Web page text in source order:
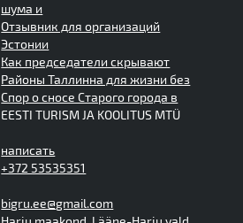
шума и
Отзывник для организаций
Эстонии
Как председатели скрывают
Районы Таллинна для жизни без
Спор о сносе Старого города в
EESTI TURISM JA KOOLITUS MTÜ
написать
+372 53535351
bigru.ee@gmail.com